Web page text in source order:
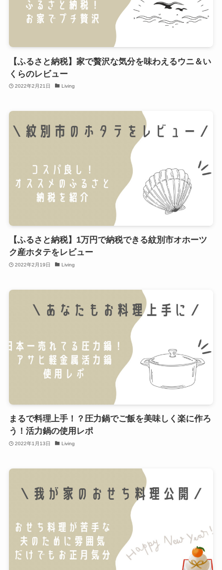
【ふるさと納税】家で贅沢な気分を味わえるウニ＆い
くらのレビュー
2022年2月21日 Living
【ふるさと納税】1万円で納税できる紋別市オホーツ
ク産ホタテをレビュー
2022年2月19日 Living
まるで料理上手！？圧力鍋でご飯を美味しく楽に作ろ
う！活力鍋の使用レポ
2022年1月13日 Living